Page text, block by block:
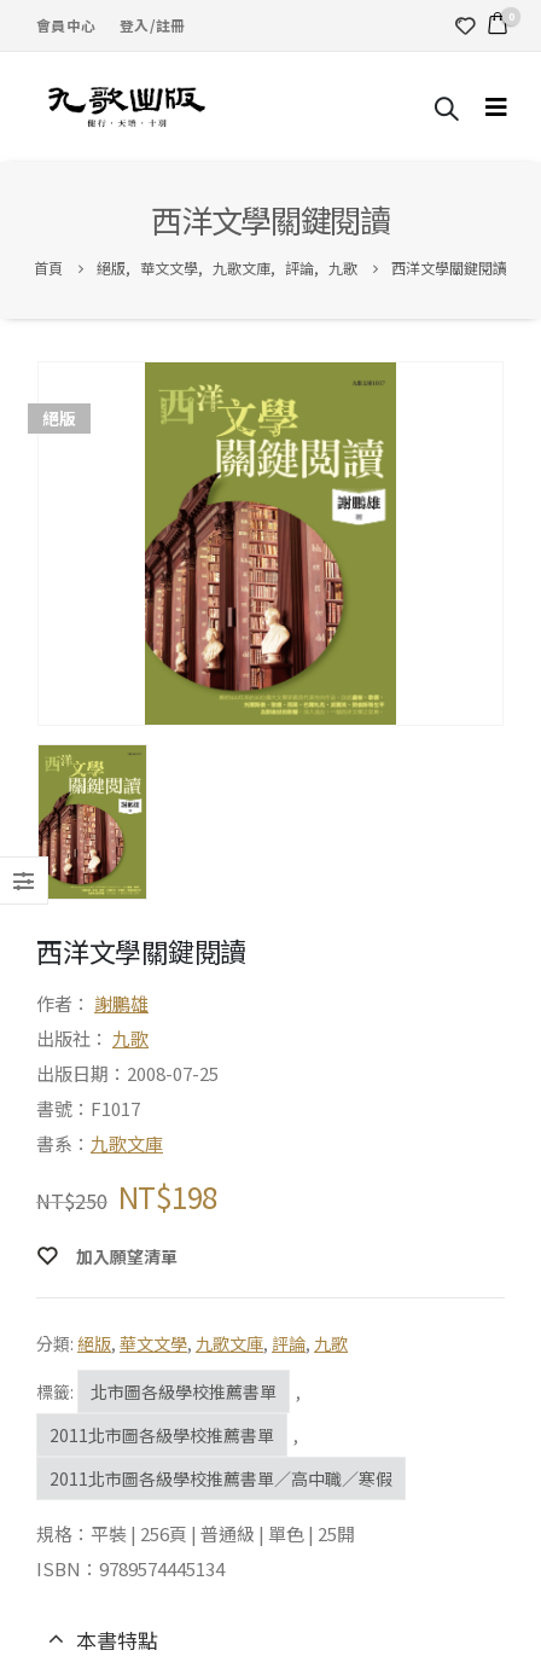
會員中心 登入/註冊 0
西洋文學關鍵閱讀
首頁 絕版, 華文文學, 九歌文庫, 評論, 九歌 西洋文學關鍵閱讀
絕版
西洋文學關鍵閱讀
作者： 謝鵬雄
出版社： 九歌
出版日期：2008-07-25
書號：F1017
書系： 九歌文庫
NT$250 NT$198
加入願望清單
分類: 絕版, 華文文學, 九歌文庫, 評論, 九歌
標籤:
北市圖各級學校推薦書單
,
2011北市圖各級學校推薦書單
,
2011北市圖各級學校推薦書單／高中職／寒假
規格：平裝 | 256頁 | 普通級 | 單色 | 25開
ISBN：9789574445134
本書特點